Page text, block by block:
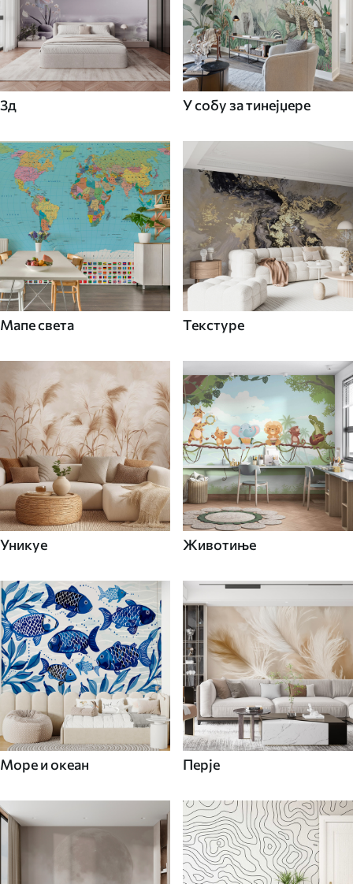
3д У собу за тинејџере
Мапе света Текстуре
Уникуе Животиње
Море и океан Перје